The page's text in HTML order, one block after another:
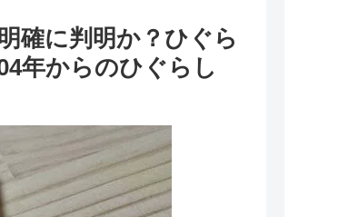
確に判明か？ひぐら
年からのひぐらし